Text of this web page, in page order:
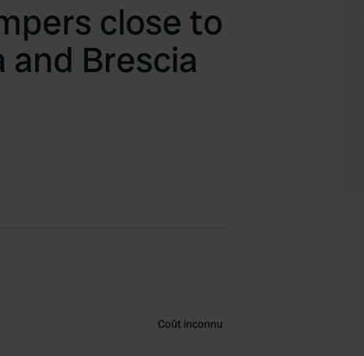
close to
and Brescia
Coût inconnu